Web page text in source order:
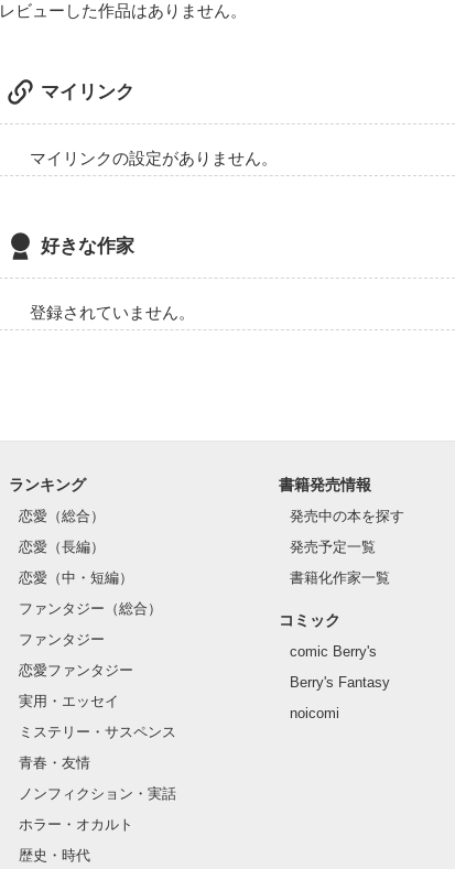
レビューした作品はありません。
マイリンク
マイリンクの設定がありません。
好きな作家
登録されていません。
ランキング
恋愛（総合）
恋愛（長編）
恋愛（中・短編）
ファンタジー（総合）
ファンタジー
恋愛ファンタジー
実用・エッセイ
ミステリー・サスペンス
青春・友情
ノンフィクション・実話
ホラー・オカルト
歴史・時代
書籍発売情報
発売中の本を探す
発売予定一覧
書籍化作家一覧
コミック
comic Berry's
Berry's Fantasy
noicomi